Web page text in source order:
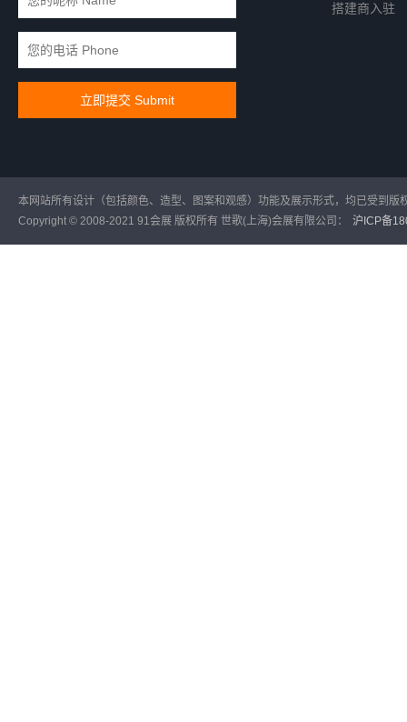
搭建商入驻
本网站所有设计（包括颜色、造型、图案和观感）功能及展示形式，均已受到
Copyright © 2008-2021 91会展 版权所有 世歌(上海)会展有限公司：
沪ICP备